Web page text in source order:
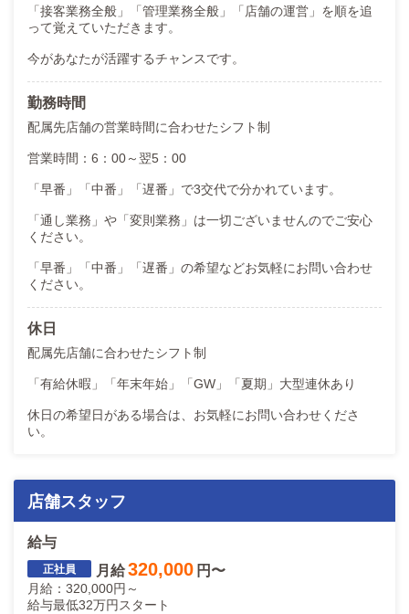
●エリアマネージャー：年収3,000万円以上
●業務委託（アルバイト）：年収400万円以上可（正社員登用可）
【新規出店が多数計画中＝昇進・昇格のチャンスは誰にでも】
創業16年で続々と新規店舗をオープンさせ、東京、埼玉、仙台、盛岡
あなたの頑張り、実績に応じて昇給、昇進、昇格が可能です！
【各役職までの最短昇格スピード】
あなたの頑張り、実績次第でスピード昇格も可能です！
●正社員→最短1ヶ月で登用可能
●主任→最短4ヶ月で昇格可能
●エリアマネージャー最短1年で昇格可能
業界未経験でも稼げる仕組みを用意し、実績も十分の秋コスグループで
お問い合わせ、お待ちしております！
「接客業務全般」「管理業務全般」「店舗の運営」を順を追
って覚えていただきます。
今があなたが活躍するチャンスです。
勤務時間
配属先店舗の営業時間に合わせたシフト制
営業時間：6：00～翌5：00
「早番」「中番」「遅番」で3交代で分かれています。
「通し業務」や「変則業務」は一切ございませんのでご安心
ください。
「早番」「中番」「遅番」の希望などお気軽にお問い合わせ
ください。
休日
配属先店舗に合わせたシフト制
「有給休暇」「年末年始」「GW」「夏期」大型連休あり
休日の希望日がある場合は、お気軽にお問い合わせくださ
い。
店舗スタッフ
給与
月給320,000 円〜
月給：320,000円～
給与最低32万円スタート